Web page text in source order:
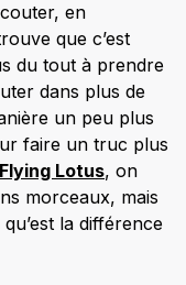
en
que c’est
du tout à prendre
dans plus de
un peu plus
faire un truc plus
Flying Lotus, on
morceaux, mais
la différence